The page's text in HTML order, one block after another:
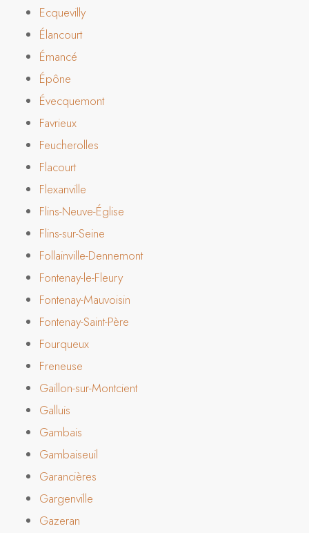
Ecquevilly
Élancourt
Émancé
Épône
Évecquemont
Favrieux
Feucherolles
Flacourt
Flexanville
Flins-Neuve-Église
Flins-sur-Seine
Follainville-Dennemont
Fontenay-le-Fleury
Fontenay-Mauvoisin
Fontenay-Saint-Père
Fourqueux
Freneuse
Gaillon-sur-Montcient
Galluis
Gambais
Gambaiseuil
Garancières
Gargenville
Gazeran